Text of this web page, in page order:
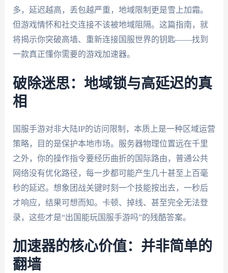
多，延迟越高，丢包越严重，地域限制更是雪上加霜。
但游戏情怀和社交连接不该被地域阻隔。这篇指南，就
将揭示你突破高墙、重新连接国服世界的钥匙——找到
一款真正懂你需要的游戏加速器。
破除迷思：地域锁与高延迟的真
相
国服手游对非大陆IP的访问限制，本质上是一种区域运营
策略，目的是保护本地市场。服务器物理位置远在千里
之外，你的操作指令要经历曲折的国际路由，普通公共
网络没有优化路径，每一步都可能产生几十甚至上百毫
秒的延迟。想象团战关键时刻一个技能按出去，一秒后
才响应，结果可想而知。卡顿、掉线、甚至完全无法登
录，这些才是“出国能玩国服手游吗”的残酷答案。
加速器的核心价值：并非简单的
翻墙